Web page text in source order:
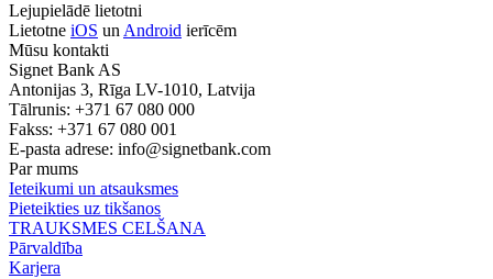
Lejupielādē lietotni
Lietotne iOS un Android ierīcēm
Mūsu kontakti
Signet Bank AS
Antonijas 3, Rīga LV-1010, Latvija
Tālrunis: +371 67 080 000
Fakss: +371 67 080 001
E-pasta adrese: info@signetbank.com
Par mums
Ieteikumi un atsauksmes
Pieteikties uz tikšanos
TRAUKSMES CELŠANA
Pārvaldība
Karjera